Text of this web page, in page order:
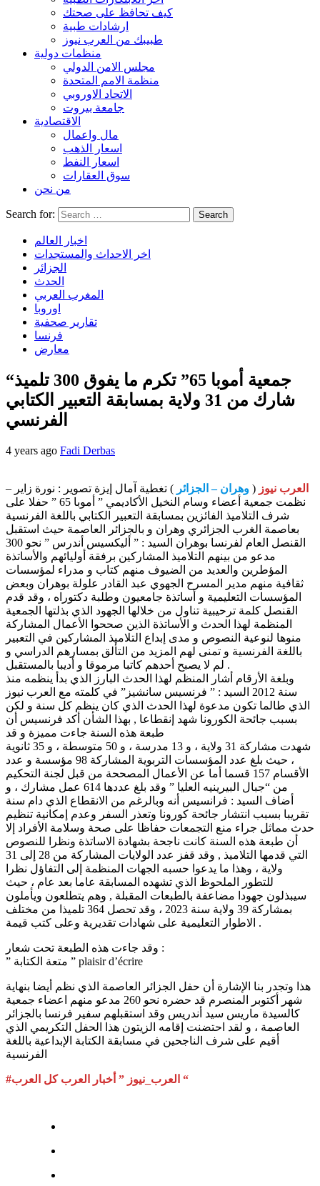
كيف تحافظ على صحتك
ارشادات طبية
طبيبك من العرب نيوز
منظمات دولية
مجلس الامن الدولي
منظمة الامم المتحدة
الاتحاد الاوروبي
جامعة بيروت
الاقتصادية
مال واعمال
اسعار الذهب
اسعار النفط
سوق العقارات
من نحن
Search for:
اخبار العالم
اخر الاحداث والمستجدات
الجزائر
الحدث
المغرب العربي
اوروبا
تقارير صحفية
فرنسا
معارض
“جمعية أموبا 65” تكرم ما يفوق 300 تلميذ
شارك من 31 ولاية بمسابقة التعبير الكتابي
الفرنسي
4 years ago Fadi Derbas
العرب نيوز ( وهران – الجزائر ) تغطية آمال إيزة تصوير : نورة زاير –
نظمت جمعية أعضاء وسام النخيل الأكاديمي ” أموبا 65 ” حفلا على
شرف التلاميذ الفائزين بمسابقة التعبير الكتابي باللغة الفرنسية
بعاصمة الغرب الجزائري وهران و بالجزائر العاصمة حيث استقبل
القنصل العام لفرنسا بوهران السيد : ” أليكسيس أندرس ” نحو 300
مدعو من بينهم التلاميذ المشاركين برفقة أوليائهم والأساتذة
المؤطرين والعديد من الضيوف منهم كتاب و مدراء لمؤسسات
ثقافية منهم مدير المسرح الجهوي عبد القادر علولة بوهران وبعض
المؤسسات التعليمية و أساتذة جامعيون وطلبة دكتوراه ، وقد قدم
القنصل كلمة ترحيبية تناول من خلالها الجهود الذي بذلتها الجمعية
المنظمة لهذا الحدث و الأساتذة الذين صححوا الأعمال المشاركة
منوها لنوعية النصوص و مدى إبداع التلاميذ المشاركين في التعبير
باللغة الفرنسية و تمنى لهم المزيد من التألق بمسارهم الدراسي و
لم لا يصبح أحدهم كاتبا مرموقا و أديبا بالمستقبل .
وبلغة الأرقام أشار المنظم لهذا الحدث البارز الذي بدأ ينظمه منذ
سنة 2012 السيد : ” فرنسيس سانشيز” في كلمته مع العرب نيوز
الذي طالما تكون مدعوة لهذا الحدث الذي كان ينظم كل سنة و لكن
بسبب جائحة الكورونا شهد إنقطاعا , بهذا الشأن أكد فرنسيس أن
طبعة هذه السنة جاءت مميزة و قد
شهدت مشاركة 31 ولاية ، و 13 مدرسة ، و 50 متوسطة ، و 35 ثانوية
، حيث بلغ عدد المؤسسات التربوية المشاركة 98 مؤسسة و عدد
الأقسام 157 قسما أما عن الأعمال المصححة من قبل لجنة التحكيم
من “جبال البيرينيه العليا ” وقد بلغ عددها 614 عمل مشارك ، و
أضاف السيد : فرانسيس أنه وبالرغم من الانقطاع الذي دام سنة
تقريبا بسبب انتشار جائحة كورونا وتعذر السفر وعدم إمكانية تنظيم
حدث مماثل جراء منع التجمعات حفاظا على صحة وسلامة الأفراد إلا
أن طبعة هذه السنة كانت ناجحة بشهادة الاساتذة ونظرا للنصوص
التي قدمها التلاميذ , وقد قفز عدد الولايات المشاركة من 28 إلى 31
ولاية ، وهذا ما يدعوا حسبه الجهات المنظمة إلى التفاؤل نظرا
للتطور الملحوظ الذي تشهده المسابقة عاما بعد عام ، حيث
سيبذلون جهودا مضاعفة بالطبعات المقبلة , وهم يتطلعون ويأملون
بمشاركة 39 ولاية سنة 2023 ، وقد تحصل 364 تلميذا من مختلف
الاطوار التعليمية على شهادات تقديرية وعلى كتب قيمة .
وقد جاءت هذه الطبعة تحت شعار :
” متعة الكتابة ” plaisir d’écrire
هذا وتجدر بنا الإشارة أن حفل الجزائر العاصمة الذي نظم أيضا بنهاية
شهر أكتوبر المنصرم قد حضره نحو 260 مدعو منهم اعضاء جمعية
كالسيدة ماريس سيد أندريس وقد استقبلهم سفير فرنسا بالجزائر
العاصمة ، و لقد احتضنت إقامه الزيتون هذا الحفل التكريمي الذي
أقيم على شرف الناجحين في مسابقة الكتابة الإبداعية باللغة
الفرنسية
#العرب_نيوز ” أخبار العرب كل العرب “